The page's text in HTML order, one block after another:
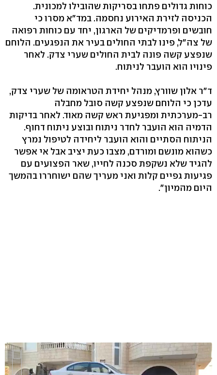
כוחות גדולים פתחו בסריקות שהובילו למכונית.
הכניסה לזירת האירוע נחסמה. במד"א מסרו כי
חובשים ופרמדיקים של הארגון, יחד עם כוחות רפואה
של צה"ל, פינו לבתי החולים בעיר את הנפגעים. הלוחם
שנפצע קשה פונה לבית החולים שערי צדק. לאחר
פינויו הוא הועבר לניתוח.
ד"ר אלון שוורץ, מנהל יחידת הטראומה של שערי צדק,
עדכן כי הלוחם שנפצע קשה סובל מחבלה
רב-מערכתית ומפגיעת ראש קשה מאוד. לאחר בדיקות
הדמיה הוא הועבר לחדר ניתוח ובוצע ניתוח דחוף.
הניתוח הסתיים והוא הועבר ליחידה לטיפול נמרץ
כשהוא מונשם ומורדם, מצבו כעת יציב אבל אי אפשר
להגיד שלא נשקפת סכנה לחייו, שאר הפצועים עם
פגיעות גפיים קלות ואני מעריך שהם ישוחררו בהמשך
היום מהמיון".